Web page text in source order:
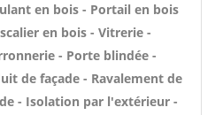
en bois - Portail en bois
en bois - Vitrerie -
- Porte blindée -
de façade - Ravalement de
- Isolation par l'extérieur -